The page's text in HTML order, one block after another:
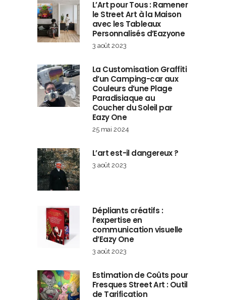
L’Art pour Tous : Ramener
le Street Art à la Maison
avec les Tableaux
Personnalisés d’Eazyone
3 août 2023
La Customisation Graffiti
d’un Camping-car aux
Couleurs d’une Plage
Paradisiaque au
Coucher du Soleil par
Eazy One
25 mai 2024
L’art est-il dangereux ?
3 août 2023
Dépliants créatifs :
l’expertise en
communication visuelle
d’Eazy One
3 août 2023
Estimation de Coûts pour
Fresques Street Art : Outil
de Tarification